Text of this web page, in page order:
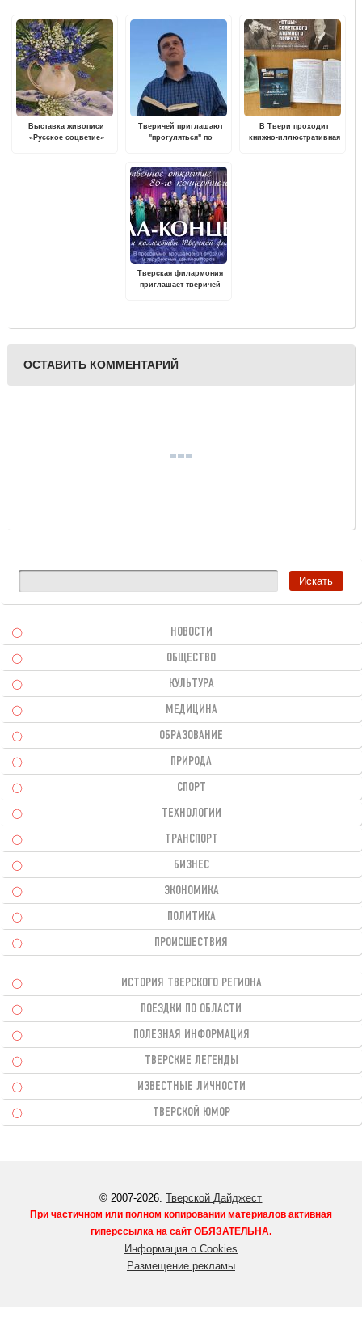
Выставка живописи
«Русское соцветие»
Тверичей приглашают
"прогуляться" по
В Твери проходит
книжно-иллюстративная
Тверская филармония
приглашает тверичей
ОСТАВИТЬ КОММЕНТАРИЙ
НОВОСТИ
ОБЩЕСТВО
КУЛЬТУРА
МЕДИЦИНА
ОБРАЗОВАНИЕ
ПРИРОДА
СПОРТ
ТЕХНОЛОГИИ
ТРАНСПОРТ
БИЗНЕС
ЭКОНОМИКА
ПОЛИТИКА
ПРОИСШЕСТВИЯ
ИСТОРИЯ ТВЕРСКОГО РЕГИОНА
ПОЕЗДКИ ПО ОБЛАСТИ
ПОЛЕЗНАЯ ИНФОРМАЦИЯ
ТВЕРСКИЕ ЛЕГЕНДЫ
ИЗВЕСТНЫЕ ЛИЧНОСТИ
ТВЕРСКОЙ ЮМОР
© 2007-2026.Тверской Дайджест
При частичном или полном копировании материалов активная
гиперссылка на сайт ОБЯЗАТЕЛЬНА.
Информация о Cookies
Размещение рекламы